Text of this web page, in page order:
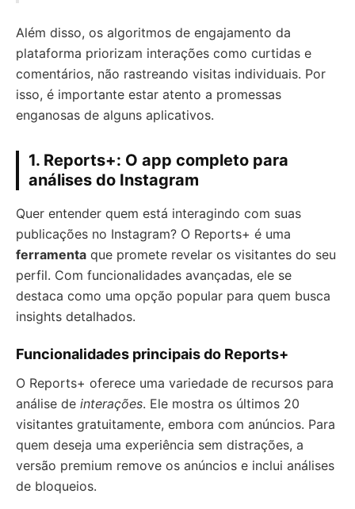
Além disso, os algoritmos de engajamento da
plataforma priorizam interações como curtidas e
comentários, não rastreando visitas individuais. Por
isso, é importante estar atento a promessas
enganosas de alguns aplicativos.
1. Reports+: O app completo para
análises do Instagram
Quer entender quem está interagindo com suas
publicações no Instagram? O Reports+ é uma
ferramenta que promete revelar os visitantes do seu
perfil. Com funcionalidades avançadas, ele se
destaca como uma opção popular para quem busca
insights detalhados.
Funcionalidades principais do Reports+
O Reports+ oferece uma variedade de recursos para
análise de interações. Ele mostra os últimos 20
visitantes gratuitamente, embora com anúncios. Para
quem deseja uma experiência sem distrações, a
versão premium remove os anúncios e inclui análises
de bloqueios.